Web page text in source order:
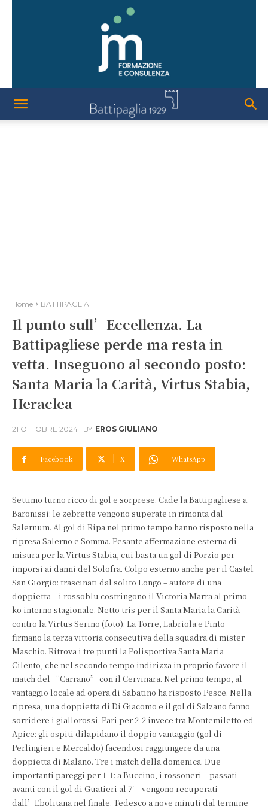
Home BATTIPAGLIA
Il punto sull’Eccellenza. La
Battipagliese perde ma resta in
vetta. Inseguono al secondo posto:
Santa Maria la Carità, Virtus Stabia,
Heraclea
21 OTTOBRE 2024 BY EROS GIULIANO
Facebook X WhatsApp
Settimo turno ricco di gol e sorprese. Cade la Battipagliese a
Baronissi: le zebrette vengono superate in rimonta dal
Salernum. Al gol di Ripa nel primo tempo hanno risposto nella
ripresa Salerno e Somma. Pesante affermazione esterna di
misura per la Virtus Stabia, cui basta un gol di Porzio per
imporsi ai danni del Solofra. Colpo esterno anche per il Castel
San Giorgio: trascinati dal solito Longo – autore di una
doppietta – i rossoblu costringono il Victoria Marra al primo
ko interno stagionale. Netto tris per il Santa Maria la Carità
contro la Virtus Serino (foto): La Torre, Labriola e Pinto
firmano la terza vittoria consecutiva della squadra di mister
Maschio. Ritrova i tre punti la Polisportiva Santa Maria
Cilento, che nel secondo tempo indirizza in proprio favore il
match del “Carrano” con il Cervinara. Nel primo tempo, al
vantaggio locale ad opera di Sabatino ha risposto Pesce. Nella
ripresa, una doppietta di Di Giacomo e il gol di Salzano fanno
sorridere i giallorossi. Pari per 2-2 invece tra Montemiletto ed
Apice: gli ospiti dilapidano il doppio vantaggio (gol di
Perlingieri e Mercaldo) facendosi raggiungere da una
doppietta di Malano. Tre i match della domenica. Due
importanti pareggi per 1-1: a Buccino, i rossoneri – passati
avanti con il gol di Guatieri al 7′ – vengono recuperati
dall’Ebolitana nel finale. Tedesco a nove minuti dal termine